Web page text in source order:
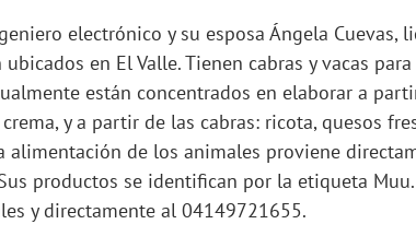
electrónico y su esposa Ángela Cuevas,
en El Valle. Tienen cabras y vacas
están concentrados en elaborar a
y a partir de las cabras: ricota, quesos
alimentación de los animales proviene
productos se identifican por la etiqueta
y directamente al 04149721655.